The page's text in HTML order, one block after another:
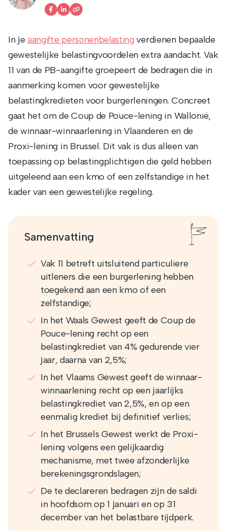
In jeaangifte personenbelasting verdienen bepaalde
gewestelijke belastingvoordelen extra aandacht. Vak
11 van de PB-aangifte groepeert de bedragen die in
aanmerking komen voor gewestelijke
belastingkredieten voor burgerleningen. Concreet
gaat het om de Coup de Pouce-lening in Wallonië,
de winnaar-winnaarlening in Vlaanderen en de
Proxi-lening in Brussel. Dit vak is dus alleen van
toepassing op belastingplichtigen die geld hebben
uitgeleend aan een kmo of een zelfstandige in het
kader van een gewestelijke regeling.
Samenvatting
Vak 11 betreft uitsluitend particuliere
uitleners die een burgerlening hebben
toegekend aan een kmo of een
zelfstandige;
In het Waals Gewest geeft de Coup de
Pouce-lening recht op een
belastingkrediet van 4% gedurende vier
jaar, daarna van 2,5%;
In het Vlaams Gewest geeft de winnaar-
winnaarlening recht op een jaarlijks
belastingkrediet van 2,5%, en op een
eenmalig krediet bij definitief verlies;
In het Brussels Gewest werkt de Proxi-
lening volgens een gelijkaardig
mechanisme, met twee afzonderlijke
berekeningsgrondslagen;
De te declareren bedragen zijn de saldi
in hoofdsom op 1 januari en op 31
december van het belastbare tijdperk.